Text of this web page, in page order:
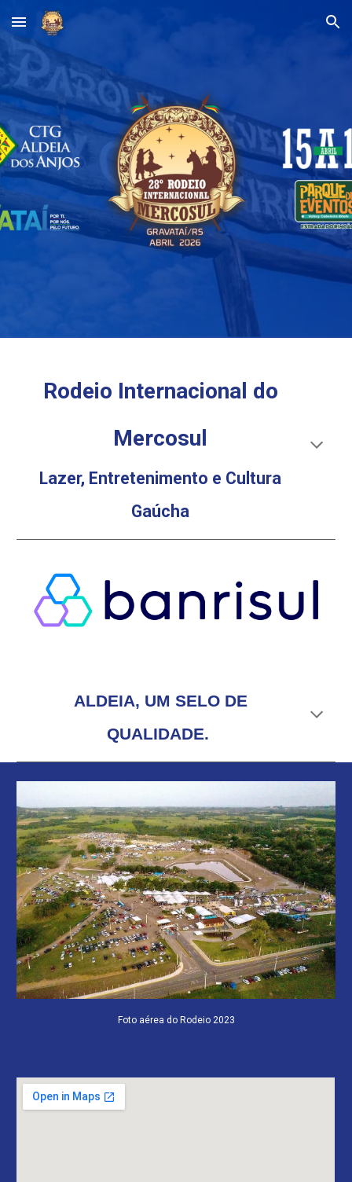
Skip to main content Skip to navigation
Rodeio Internacional do
Mercosul
Lazer, Entretenimento e Cultura
Gaúcha
ALDEIA, UM SELO DE
QUALIDADE.
Foto aérea do Rodeio 2023